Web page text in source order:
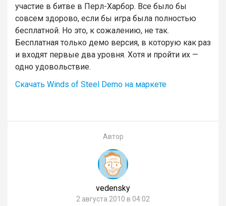
участие в битве в Перл-Харбор. Все было бы
совсем здорово, если бы игра была полностью
бесплатной. Но это, к сожалению, не так.
Бесплатная только демо версия, в которую как раз
и входят первые два уровня. Хотя и пройти их —
одно удовольствие.
Скачать Winds of Steel Demo на маркете
Автор
vedensky
2 августа 2010 в 04:02